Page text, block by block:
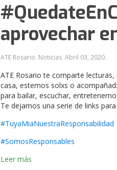
aprovechar
ATE Rosario. Noticias.Abril 03, 2020.
ATE Rosario te comparte
casa, estemos solxs o
para bailar, escuchar,
Te dejamos una serie de links
#TuyaMiaNuestraResponsabilidad
#SomosResponsables
Leer más